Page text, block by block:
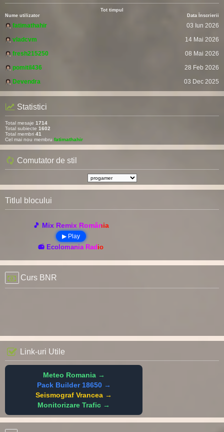
Tot timpul
Nume utilizator
Data Înscrierii
fatimathahir
03 Iun 2026
vladcvm
14 Mai 2026
fresh215250
08 Mai 2026
pomitil436
28 Feb 2026
Devendra
03 Dec 2025
Statistici
Total mesaje 1714
Total subiecte 1602
Total membri 41
Cel mai nou membru fatimathahir
Comutator de stil
Titlul blocului
🎵 Mix Remix România
▶ Play
📻 Ecolomania Radio
Curs BNR
Link-uri Utile
Meteo Romania →
Pack Builder 18650 →
Seismograf Vrancea →
Monitorizare Trafic →